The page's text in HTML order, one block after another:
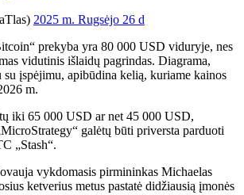
2025 m. Rugsėjo 26 d
prekyba yra 80 000 USD viduryje, nes
vidutinis išlaidų pagrindas. Diagrama,
įspėjimu, apibūdina kelią, kuriame kainos
m.
iki 65 000 USD ar net 45 000 USD,
galėtų būti priversta parduoti
„Stash“.
vykdomasis pirmininkas Michaelas
ketverius metus pastatė didžiausią įmonės